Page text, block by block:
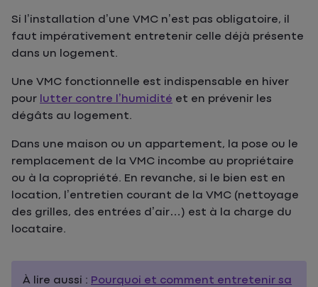
Si l’installation d’une VMC n’est pas obligatoire, il
faut impérativement entretenir celle déjà présente
dans un logement.
Une VMC fonctionnelle est indispensable en hiver
pour lutter contre l’humidité et en prévenir les
dégâts au logement.
Dans une maison ou un appartement, la pose ou le
remplacement de la VMC incombe au propriétaire
ou à la copropriété. En revanche, si le bien est en
location, l’entretien courant de la VMC (nettoyage
des grilles, des entrées d’air…) est à la charge du
locataire.
À lire aussi : Pourquoi et comment entretenir sa